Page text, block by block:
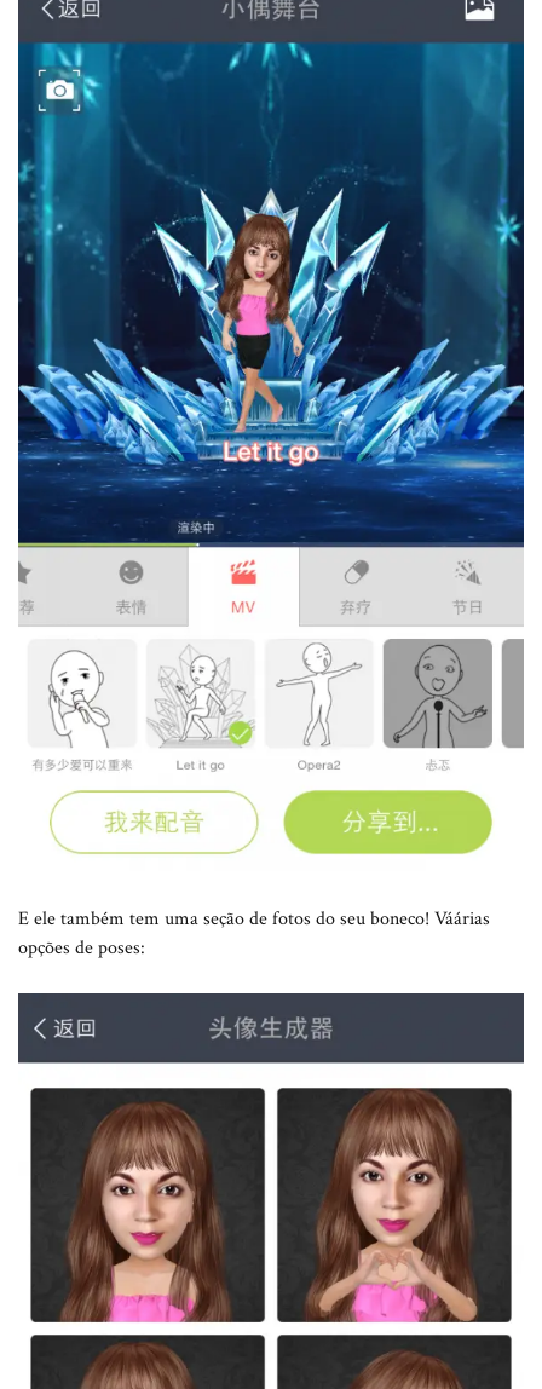
E ele também tem uma seção de fotos do seu boneco! Váárias
opções de poses: